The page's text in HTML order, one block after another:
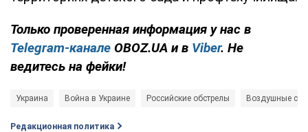
Только проверенная информация у нас в
Telegram-канале OBOZ.UA и в Viber. Не
ведитесь на фейки!
Украина Война в Украине Российские обстрелы Воздушные
Редакционная политика